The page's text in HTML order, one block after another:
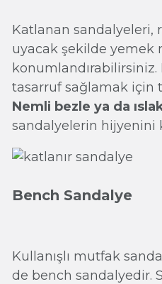
Katlanan sandalyeleri,
uyacak şekilde yemek
tasarruf sağlamak için
Nemli bezle ya da
sandalyelerin hijyenini
Bench Sandalye
Kullanışlı mutfak
de bench sandalyedir.